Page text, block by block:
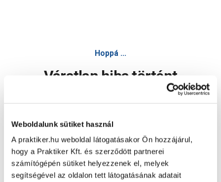
Weboldalunk sütiket használ
A praktiker.hu weboldal látogatásakor Ön hozzájárul,
hogy a Praktiker Kft. és szerződött partnerei
számítógépén sütiket helyezzenek el, melyek
segítségével az oldalon tett látogatásának adatait
Hoppá ...
Váratlan hiba történt
Oldal újratöltése